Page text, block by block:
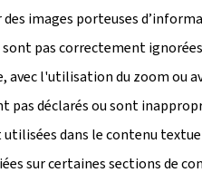
images porteuses
pas correctement
avec l'utilisation du zoom ou
pas déclarés ou sont
utilisées dans le contenu
sur certaines sections de